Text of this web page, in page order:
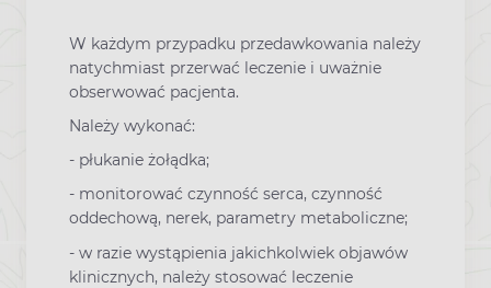
W każdym przypadku przedawkowania należy
natychmiast przerwać leczenie i uważnie
obserwować pacjenta.
Należy wykonać:
- płukanie żołądka;
- monitorować czynność serca, czynność
oddechową, nerek, parametry metaboliczne;
- w razie wystąpienia jakichkolwiek objawów
klinicznych, należy stosować leczenie